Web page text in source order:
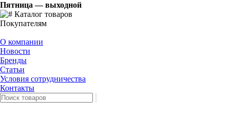
Пятница — выходной
Каталог товаров
Покупателям
О компании
Новости
Бренды
Статьи
Условия сотрудничества
Контакты